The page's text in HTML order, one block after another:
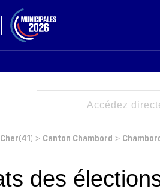
> Canton Chambord >
des